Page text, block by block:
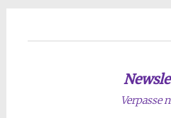
Verpasse